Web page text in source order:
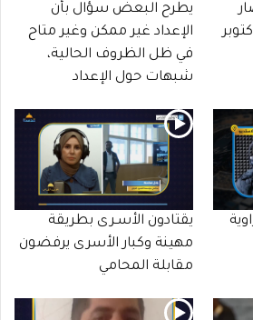
يطرح البعض سؤال بأن
الإعداد غير ممكن وغير متاح
في ظل الظروف الحالية،
شبهات حول الإعداد
يقتادون الأسـرى بطريقة
مهينة وكبار الأسرى يرفضون
مقابلة المحامي